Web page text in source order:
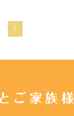
ご家族